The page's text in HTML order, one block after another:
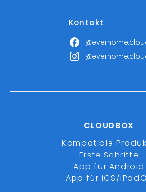
Kontakt
CLOUDBOX
Kompatible
Erste Schritte
App für Android
App für iOS/